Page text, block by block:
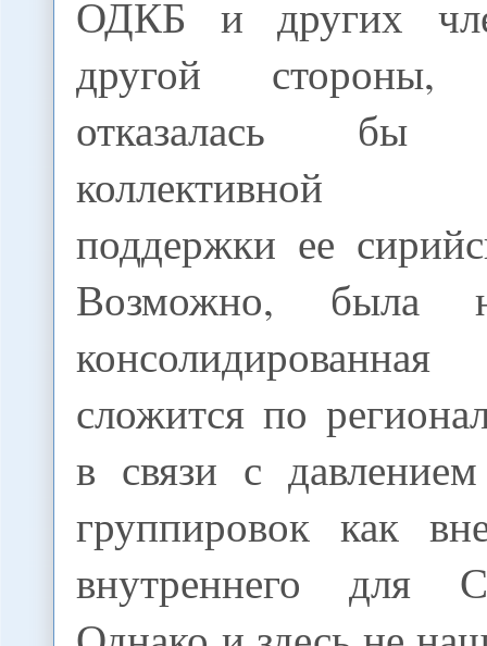
ОДКБ и других
другой
отказалась
коллективной
поддержки ее
Возможно, была
сложится по
в связи с
группировок как
внутреннего для